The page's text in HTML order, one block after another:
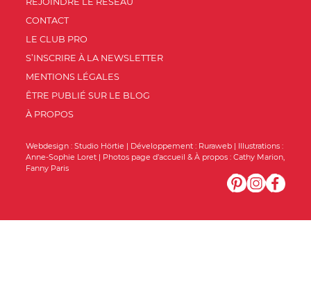
CONTACT
LE CLUB PRO
S’INSCRIRE À LA NEWSLETTER
MENTIONS LÉGALES
ÊTRE PUBLIÉ SUR LE BLOG
À PROPOS
Webdesign :Studio Hörtie | Développement : Ruraweb | Illustrations :
Anne-Sophie Loret | Photos page d’accueil & À propos :Cathy Marion,
Fanny Paris